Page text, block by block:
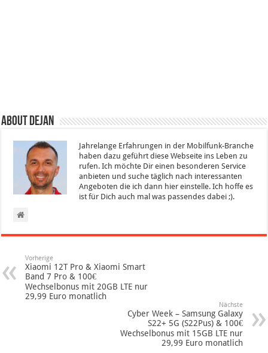
About Dejan
Jahrelange Erfahrungen in der Mobilfunk-Branche
haben dazu geführt diese Webseite ins Leben zu
rufen. Ich möchte Dir einen besonderen Service
anbieten und suche täglich nach interessanten
Angeboten die ich dann hier einstelle. Ich hoffe es
ist für Dich auch mal was passendes dabei ;).
Vorherige
Xiaomi 12T Pro & Xiaomi Smart
Band 7 Pro & 100€
Wechselbonus mit 20GB LTE nur
29,99 Euro monatlich
Nächste
Cyber Week – Samsung Galaxy
S22+ 5G (S22Pus) & 100€
Wechselbonus mit 15GB LTE nur
29,99 Euro monatlich